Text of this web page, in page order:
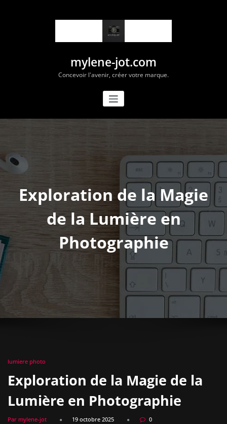
mylene-jot.com
Concevoir l'avenir, créer votre marque.
Exploration de la Magie
de la Lumière en
Photographie
lumiere photo
Exploration de la Magie de la
Lumière en Photographie
Par mylene-jot 19 octobre 2025 0